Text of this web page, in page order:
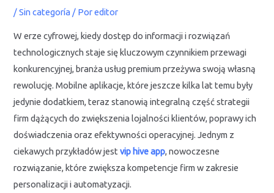
/Sin categoría / Poreditor
W erze cyfrowej, kiedy dostęp do informacji i rozwiązań
technologicznych staje się kluczowym czynnikiem przewagi
konkurencyjnej, branża usług premium przeżywa swoją własną
rewolucję. Mobilne aplikacje, które jeszcze kilka lat temu były
jedynie dodatkiem, teraz stanowią integralną część strategii
firm dążących do zwiększenia lojalności klientów, poprawy ich
doświadczenia oraz efektywności operacyjnej. Jednym z
ciekawych przykładów jestvip hive app, nowoczesne
rozwiązanie, które zwiększa kompetencje firm w zakresie
personalizacji i automatyzacji.